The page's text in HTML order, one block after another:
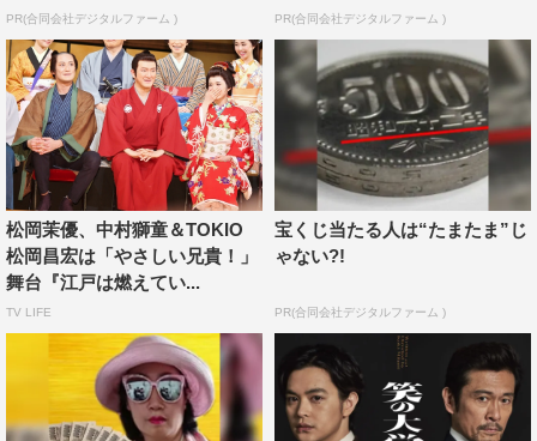
れまでの役柄とは異なった獅童像を引き出してくださり、
その後様々なドラマや映画、舞台に出演させていただける
ようになりました。今回、新橋演舞場で三谷さんとご一緒
できることを大変うれしく思ってます。
新橋演舞場で喜劇といえば、勘三郎のお兄さん、柄本明さ
んや藤山直美さんの『浅草パラダイス』。僕も初演から出
演させていただき、喜劇はここで勉強させてもらったと言
っても過言ではないくらいです。今回演舞場史上、もっと
も笑えるコメディを目指していますので、負けないくらい
の面白い舞台を作りたいですね。きっと今までの演舞場と
は違った三谷さんの新しい風が吹くんじゃないかな。自分
自身も新たな気持ちで演じられれば良いなと。あと、余談
PR(合同会社デジタルファーム ) PR(合同会社デジタルファーム )
松岡茉優、中村獅童＆TOKIO
松岡昌宏は「やさしい兄貴！」
舞台『江戸は燃えてい...
TV LIFE
宝くじ当たる人は“たまたま”じ
ゃない?!
PR(合同会社デジタルファーム )